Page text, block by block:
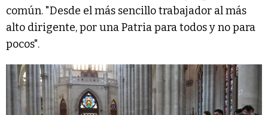
común. "Desde el más sencillo trabajador al más
alto dirigente, por una Patria para todos y no para
pocos".